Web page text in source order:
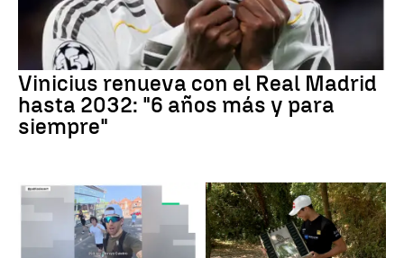
Vinicius renueva con el Real Madrid
hasta 2032: "6 años más y para
siempre"